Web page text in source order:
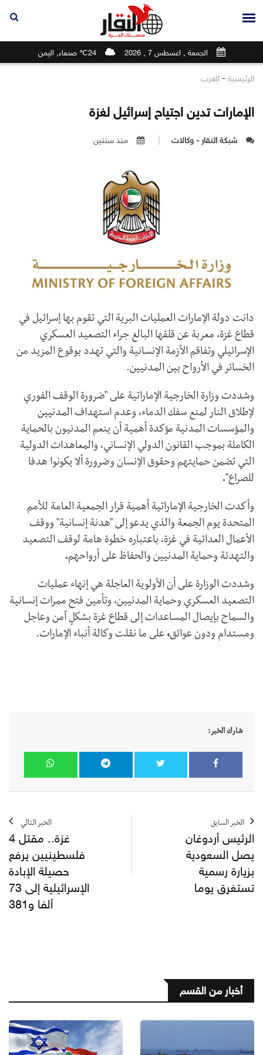
الجمعة , اغسطس 7 , 2026 24℃ صنعاء, اليمن
الرئيسية - العرب
الإمارات تدين اجتياح إسرائيل لغزة
شبكة النقار - وكالات منذ سنتين
دانت دولة الإمارات العمليات البرية التي تقوم بها إسرائيل في
قطاع غزة، معربة عن قلقها البالغ جراء التصعيد العسكري
الإسرائيلي وتفاقم الأزمة الإنسانية والتي تهدد بوقوع المزيد من
الخسائر في الأرواح بين المدنيين.
وشددت وزارة الخارجية الإماراتية على "ضرورة الوقف الفوري
لإطلاق النار لمنع سفك الدماء، وعدم استهداف المدنيين
والمؤسسات المدنية مؤكدة أهمية أن ينعم المدنيون بالحماية
الكاملة بموجب القانون الدولي الإنساني، والمعاهدات الدولية
التي تضمن حمايتهم وحقوق الإنسان وضرورة ألا يكونوا هدفا
للصراع".
وأكدت الخارجية الإماراتية أهمية قرار الجمعية العامة للأمم
المتحدة يوم الجمعة والذي يدعو إلى "هدنة إنسانية" ووقف
الأعمال العدائية في غزة، باعتباره خطوة هامة لوقف التصعيد
والتهدئة وحماية المدنيين والحفاظ على أرواحهم.
وشددت الوزارة على أن الأولوية العاجلة هي إنهاء عمليات
التصعيد العسكري وحماية المدنيين، وتأمين فتح ممرات إنسانية
والسماح بإيصال المساعدات إلى قطاع غزة بشكلٍ آمن وعاجل
ومستدام ودون عوائق، على ما نقلت وكالة أنباء الإمارات.
شارك الخبر:
الخبر السابق
الرئيس أردوغان
يصل السعودية
بزيارة رسمية
تستغرق يوما
الخبر التالي
غزة.. مقتل 4
فلسطينيين يرفع
حصيلة الإبادة
الإسرائيلية إلى 73
ألفا و381
أخبار من القسم